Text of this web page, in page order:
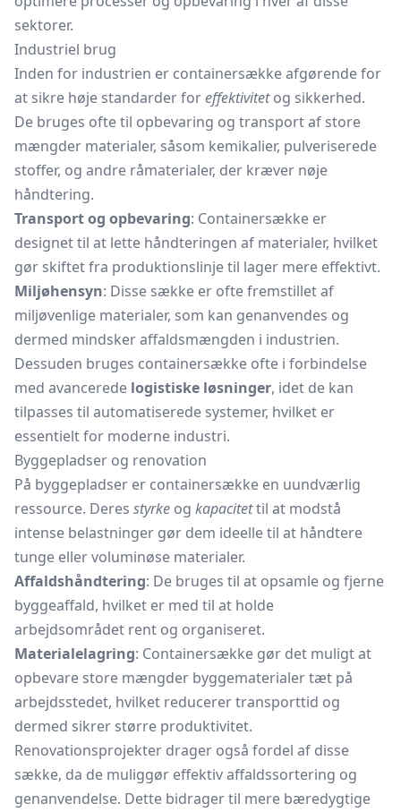
sektorer.
Industriel brug
Inden for industrien er containersække afgørende for
at sikre høje standarder foreffektivitetog sikkerhed.
De bruges ofte til opbevaring og transport af store
mængder materialer, såsom kemikalier, pulveriserede
stoffer, og andre råmaterialer, der kræver nøje
håndtering.
Transport og opbevaring: Containersække er
designet til at lette håndteringen af materialer, hvilket
gør skiftet fra produktionslinje til lager mere effektivt.
Miljøhensyn: Disse sække er ofte fremstillet af
miljøvenlige materialer, som kan genanvendes og
dermed mindsker affaldsmængden i industrien.
Dessuden bruges containersække ofte i forbindelse
med avancerede logistiske løsninger, idet de kan
tilpasses til automatiserede systemer, hvilket er
essentielt for moderne industri.
Byggepladser og renovation
På byggepladser er containersække en uundværlig
ressource. Deres styrke og kapacitettil at modstå
intense belastninger gør dem ideelle til at håndtere
tunge eller voluminøse materialer.
Affaldshåndtering: De bruges til at opsamle og fjerne
byggeaffald, hvilket er med til at holde
arbejdsområdet rent og organiseret.
Materialelagring: Containersække gør det muligt at
opbevare store mængder byggematerialer tæt på
arbejdsstedet, hvilket reducerer transporttid og
dermed sikrer større produktivitet.
Renovationsprojekter drager også fordel af disse
sække, da de muliggør effektiv affaldssortering og
genanvendelse. Dette bidrager til mere bæredygtige